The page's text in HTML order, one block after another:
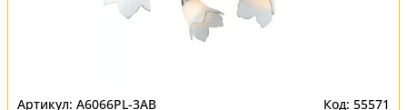
A6066PL-3AB 55571